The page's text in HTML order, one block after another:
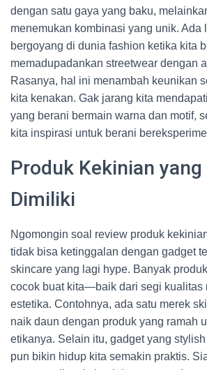
dengan satu gaya yang baku,
menemukan kombinasi yang unik. Ada
bergoyang di dunia fashion ketika kita
memadupadankan streetwear dengan
Rasanya, hal ini menambah keunikan
kita kenakan. Gak jarang kita
yang berani bermain warna dan motif,
kita inspirasi untuk berani
Produk Kekinian yang
Dimiliki
Ngomongin soal review produk
tidak bisa ketinggalan dengan gadget
skincare yang lagi hype. Banyak
cocok buat kita—baik dari segi kualitas
estetika. Contohnya, ada satu merek
naik daun dengan produk yang ramah
etikanya. Selain itu, gadget yang stylish
pun bikin hidup kita semakin praktis.